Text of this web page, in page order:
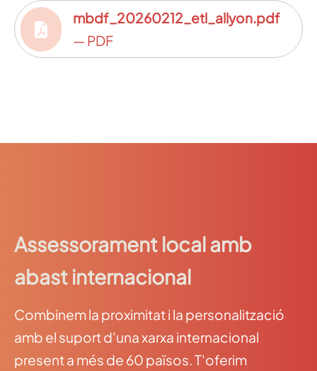
mbdf_20260212_etl_allyon.pdf
— PDF
Assessorament local amb
abast internacional
Combinem la proximitat i la personalització
amb el suport d'una xarxa internacional
present a més de 60 països. T'oferim